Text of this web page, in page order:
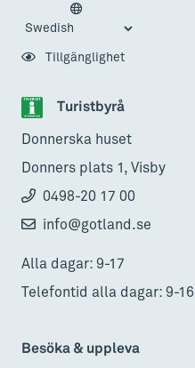
Turistbyrå
Donnerska huset
Donners plats 1, Visby
0498-20 17 00
info@gotland.se
Alla dagar: 9-17
Telefontid alla dagar: 9-16
Besöka & uppleva
Tillgänglighet